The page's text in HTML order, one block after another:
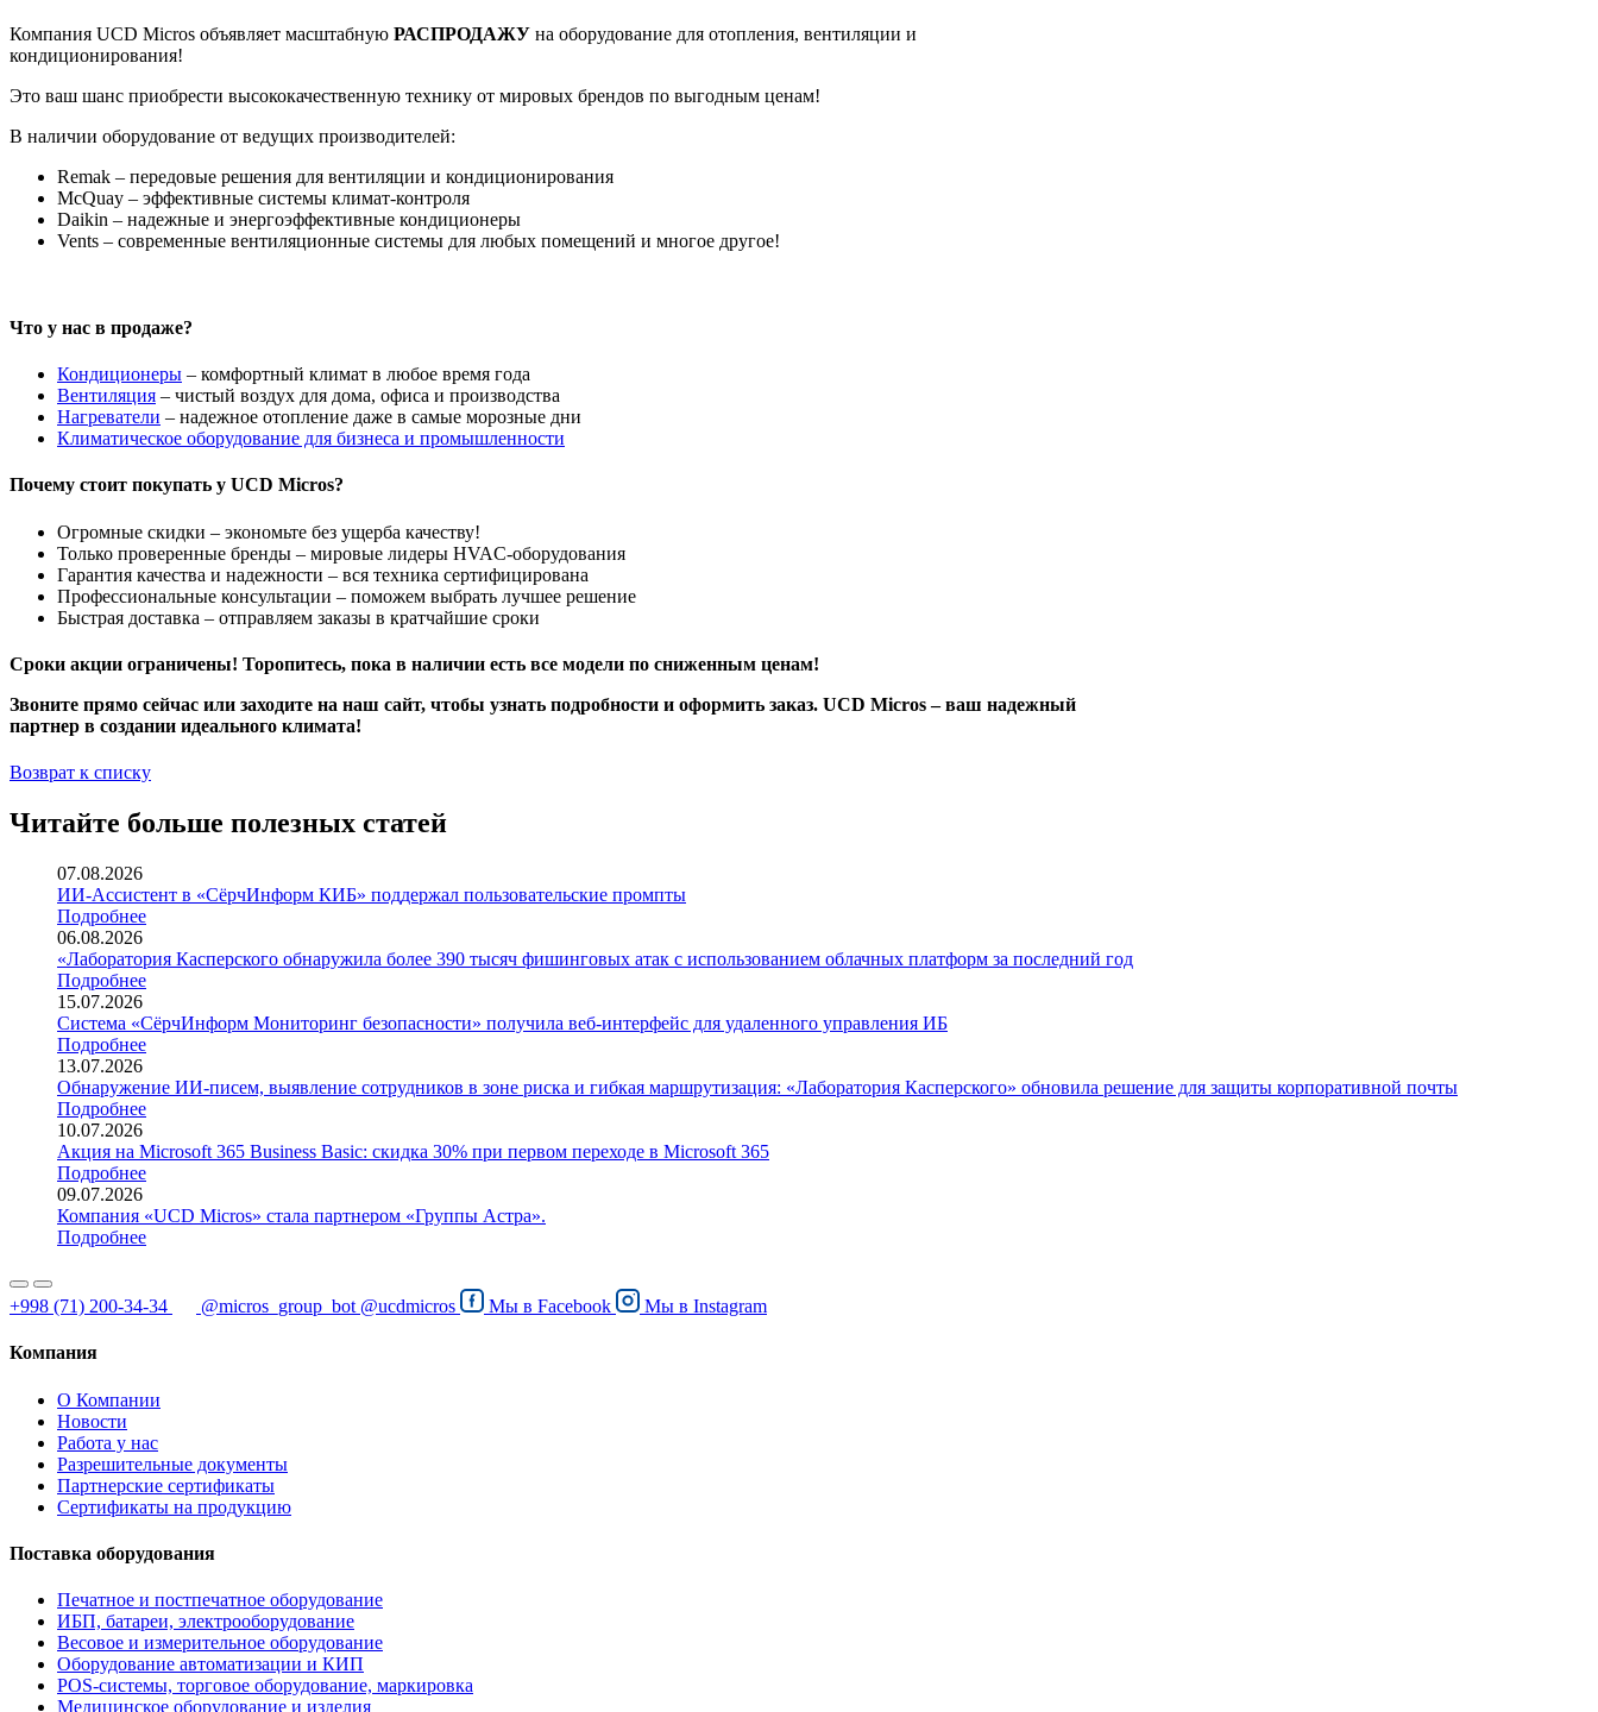
Компания UCD Micros объявляет масштабную РАСПРОДАЖУ на оборудование для отопления, вентиляции и
кондиционирования!
Это ваш шанс приобрести высококачественную технику от мировых брендов по выгодным ценам!
В наличии оборудование от ведущих производителей:
Remak – передовые решения для вентиляции и кондиционирования
McQuay – эффективные системы климат-контроля
Daikin – надежные и энергоэффективные кондиционеры
Vents – современные вентиляционные системы для любых помещений и многое другое!
Что у нас в продаже?
Кондиционеры – комфортный климат в любое время года
Вентиляция – чистый воздух для дома, офиса и производства
Нагреватели – надежное отопление даже в самые морозные дни
Климатическое оборудование для бизнеса и промышленности
Почему стоит покупать у UCD Micros?
Огромные скидки – экономьте без ущерба качеству!
Только проверенные бренды – мировые лидеры HVAC-оборудования
Гарантия качества и надежности – вся техника сертифицирована
Профессиональные консультации – поможем выбрать лучшее решение
Быстрая доставка – отправляем заказы в кратчайшие сроки
Сроки акции ограничены! Торопитесь, пока в наличии есть все модели по сниженным ценам!
Звоните прямо сейчас или заходите на наш сайт, чтобы узнать подробности и оформить заказ. UCD Micros – ваш надежный
партнер в создании идеального климата!
Возврат к списку
Читайте больше полезных статей
07.08.2026
ИИ-Ассистент в «СёрчИнформ КИБ» поддержал пользовательские промпты
Подробнее
06.08.2026
«Лаборатория Касперского обнаружила более 390 тысяч фишинговых атак с использованием облачных платформ за последний год
Подробнее
15.07.2026
Система «СёрчИнформ Мониторинг безопасности» получила веб-интерфейс для удаленного управления ИБ
Подробнее
13.07.2026
Обнаружение ИИ-писем, выявление сотрудников в зоне риска и гибкая маршрутизация: «Лаборатория Касперского» обновила решение для защиты корпоративной почты
Подробнее
10.07.2026
Акция на Microsoft 365 Business Basic: скидка 30% при первом переходе в Microsoft 365
Подробнее
09.07.2026
Компания «UCD Micros» стала партнером «Группы Астра».
Подробнее
+998 (71) 200-34-34 @micros_group_bot @ucdmicros Мы в Facebook Мы в Instagram
Компания
О Компании
Новости
Работа у нас
Разрешительные документы
Партнерские сертификаты
Сертификаты на продукцию
Поставка оборудования
Печатное и постпечатное оборудование
ИБП, батареи, электрооборудование
Весовое и измерительное оборудование
Оборудование автоматизации и КИП
POS-системы, торговое оборудование, маркировка
Медицинское оборудование и изделия